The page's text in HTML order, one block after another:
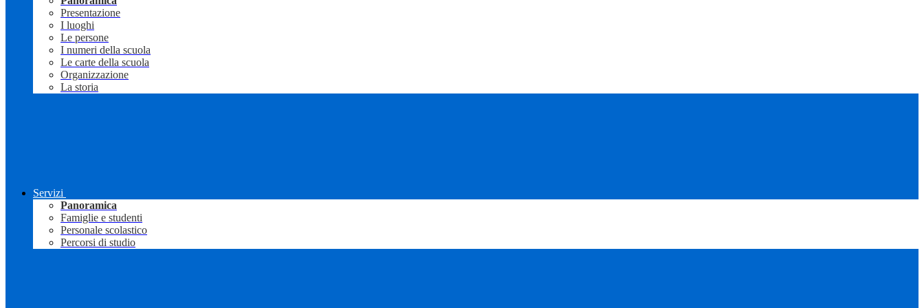
Presentazione
I luoghi
Le persone
I numeri della scuola
Le carte della scuola
Organizzazione
La storia
Servizi
Panoramica
Famiglie e studenti
Personale scolastico
Percorsi di studio